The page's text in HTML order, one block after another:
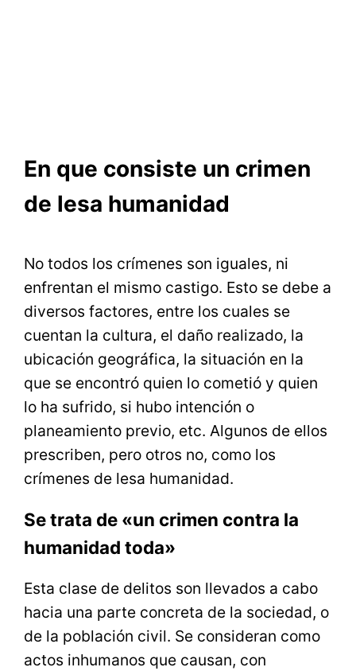
En que consiste un crimen
de lesa humanidad
No todos los crímenes son iguales, ni
enfrentan el mismo castigo. Esto se debe a
diversos factores, entre los cuales se
cuentan la cultura, el daño realizado, la
ubicación geográfica, la situación en la
que se encontró quien lo cometió y quien
lo ha sufrido, si hubo intención o
planeamiento previo, etc. Algunos de ellos
prescriben, pero otros no, como los
crímenes de lesa humanidad.
Se trata de «un crimen contra la
humanidad toda»
Esta clase de delitos son llevados a cabo
hacia una parte concreta de la sociedad, o
de la población civil. Se consideran como
actos inhumanos que causan, con